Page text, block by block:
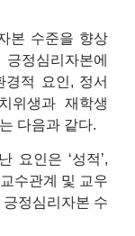
본 수준을 향상
정심리자본에
경적 요인, 정서
위생과 재학생
다음과 같다.
요인은 ‘성적’,
교수관계 및 교우
정심리자본 수